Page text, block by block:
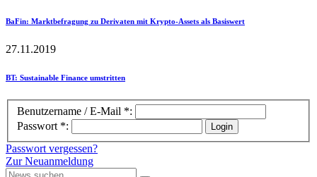
BaFin: Marktbefragung zu Derivaten mit Krypto-Assets als Basiswert
27.11.2019
BT: Sustainable Finance umstritten
Benutzername / E-Mail *:
Passwort *:
Passwort vergessen?
Zur Neuanmeldung